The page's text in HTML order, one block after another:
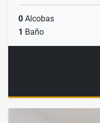
0 Alcobas
1 Baño